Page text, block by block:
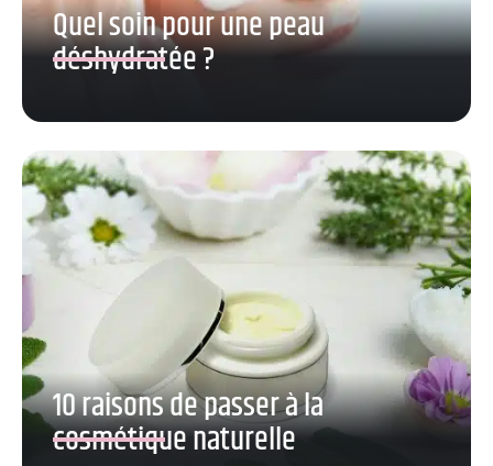
Quel soin pour une peau
déshydratée ?
10 raisons de passer à la
cosmétique naturelle